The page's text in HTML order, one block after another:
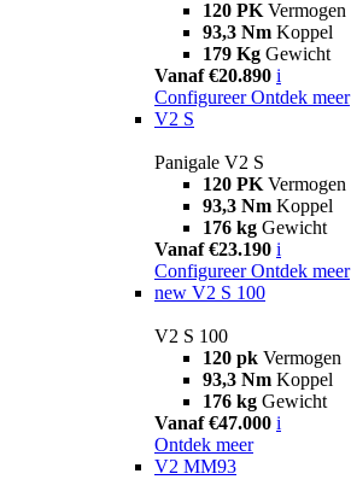
120 PK Vermogen
93,3 Nm Koppel
179 Kg Gewicht
Vanaf €20.890 i
Configureer Ontdek meer
V2 S
Panigale V2 S
120 PK Vermogen
93,3 Nm Koppel
176 kg Gewicht
Vanaf €23.190 i
Configureer Ontdek meer
new V2 S 100
V2 S 100
120 pk Vermogen
93,3 Nm Koppel
176 kg Gewicht
Vanaf €47.000 i
Ontdek meer
V2 MM93